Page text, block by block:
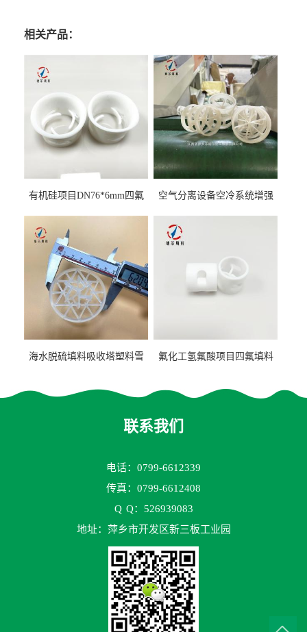
相关产品：
有机硅项目DN76*6mm四氟
空气分离设备空冷系统增强
海水脱硫填料吸收塔塑料雪
氟化工氢氟酸项目四氟填料
蚀
联系我们
电话：0799-6612339
传真：0799-6612408
Q Q：526939083
地址：萍乡市开发区新三板工业园